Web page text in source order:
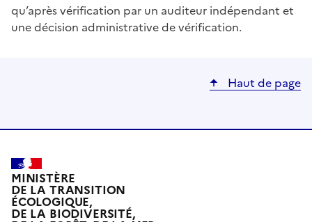
qu’après vérification par un auditeur indépendant et
une décision administrative de vérification.
Haut de page
MINISTÈRE
DE LA TRANSITION
ÉCOLOGIQUE,
DE LA BIODIVERSITÉ,